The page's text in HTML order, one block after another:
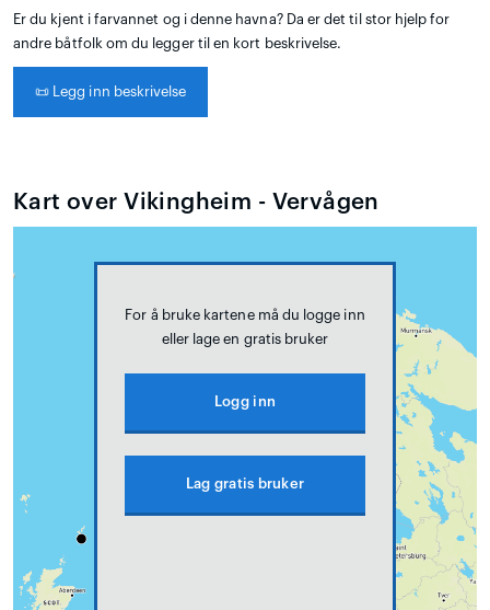
Er du kjent i farvannet og i denne havna? Da er det til stor hjelp for
andre båtfolk om du legger til en kort beskrivelse.
📜 Legg inn beskrivelse
Kart over Vikingheim - Vervågen
For å bruke kartene må du logge inn
eller lage en gratis bruker
Logg inn
Lag gratis bruker